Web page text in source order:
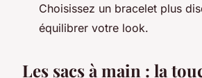
Choisissez un bracelet plus
équilibrer votre look.
Les sacs à main : la